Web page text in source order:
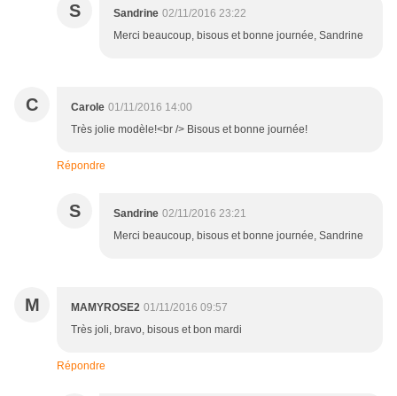
S Sandrine 02/11/2016 23:22
Merci beaucoup, bisous et bonne journée, Sandrine
C Carole 01/11/2016 14:00
Très jolie modèle!<br /> Bisous et bonne journée!
Répondre
S Sandrine 02/11/2016 23:21
Merci beaucoup, bisous et bonne journée, Sandrine
M MAMYROSE2 01/11/2016 09:57
Très joli, bravo, bisous et bon mardi
Répondre